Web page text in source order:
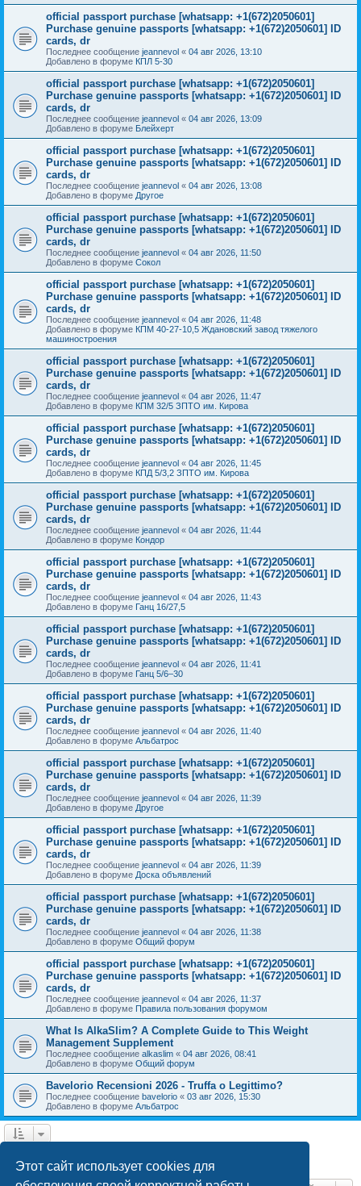
Этот сайт использует cookies для
official passport purchase [whatsapp: +1(672)2050601]
Purchase genuine passports [whatsapp: +1(672)2050601] ID
cards, dr
Последнее сообщение jeannevol « 04 авг 2026, 13:10
Добавлено в форуме КПЛ 5-30
official passport purchase [whatsapp: +1(672)2050601]
Purchase genuine passports [whatsapp: +1(672)2050601] ID
cards, dr
Последнее сообщение jeannevol « 04 авг 2026, 13:09
Добавлено в форуме Блейхерт
official passport purchase [whatsapp: +1(672)2050601]
Purchase genuine passports [whatsapp: +1(672)2050601] ID
cards, dr
Последнее сообщение jeannevol « 04 авг 2026, 13:08
Добавлено в форуме Другое
official passport purchase [whatsapp: +1(672)2050601]
Purchase genuine passports [whatsapp: +1(672)2050601] ID
cards, dr
Последнее сообщение jeannevol « 04 авг 2026, 11:50
Добавлено в форуме Сокол
official passport purchase [whatsapp: +1(672)2050601]
Purchase genuine passports [whatsapp: +1(672)2050601] ID
cards, dr
Последнее сообщение jeannevol « 04 авг 2026, 11:48
Добавлено в форуме КПМ 40-27-10,5 Ждановский завод тяжелого
машиностроения
official passport purchase [whatsapp: +1(672)2050601]
Purchase genuine passports [whatsapp: +1(672)2050601] ID
cards, dr
Последнее сообщение jeannevol « 04 авг 2026, 11:47
Добавлено в форуме КПМ 32/5 ЗПТО им. Кирова
official passport purchase [whatsapp: +1(672)2050601]
Purchase genuine passports [whatsapp: +1(672)2050601] ID
cards, dr
Последнее сообщение jeannevol « 04 авг 2026, 11:45
Добавлено в форуме КПД 5/3,2 ЗПТО им. Кирова
official passport purchase [whatsapp: +1(672)2050601]
Purchase genuine passports [whatsapp: +1(672)2050601] ID
cards, dr
Последнее сообщение jeannevol « 04 авг 2026, 11:44
Добавлено в форуме Кондор
official passport purchase [whatsapp: +1(672)2050601]
Purchase genuine passports [whatsapp: +1(672)2050601] ID
cards, dr
Последнее сообщение jeannevol « 04 авг 2026, 11:43
Добавлено в форуме Ганц 16/27,5
official passport purchase [whatsapp: +1(672)2050601]
Purchase genuine passports [whatsapp: +1(672)2050601] ID
cards, dr
Последнее сообщение jeannevol « 04 авг 2026, 11:41
Добавлено в форуме Ганц 5/6–30
official passport purchase [whatsapp: +1(672)2050601]
Purchase genuine passports [whatsapp: +1(672)2050601] ID
cards, dr
Последнее сообщение jeannevol « 04 авг 2026, 11:40
Добавлено в форуме Альбатрос
official passport purchase [whatsapp: +1(672)2050601]
Purchase genuine passports [whatsapp: +1(672)2050601] ID
cards, dr
Последнее сообщение jeannevol « 04 авг 2026, 11:39
Добавлено в форуме Другое
official passport purchase [whatsapp: +1(672)2050601]
Purchase genuine passports [whatsapp: +1(672)2050601] ID
cards, dr
Последнее сообщение jeannevol « 04 авг 2026, 11:39
Добавлено в форуме Доска объявлений
official passport purchase [whatsapp: +1(672)2050601]
Purchase genuine passports [whatsapp: +1(672)2050601] ID
cards, dr
Последнее сообщение jeannevol « 04 авг 2026, 11:38
Добавлено в форуме Общий форум
official passport purchase [whatsapp: +1(672)2050601]
Purchase genuine passports [whatsapp: +1(672)2050601] ID
cards, dr
Последнее сообщение jeannevol « 04 авг 2026, 11:37
Добавлено в форуме Правила пользования форумом
What Is AlkaSlim? A Complete Guide to This Weight
Management Supplement
Последнее сообщение alkaslim « 04 авг 2026, 08:41
Добавлено в форуме Общий форум
Bavelorio Recensioni 2026 - Truffa o Legittimo?
Последнее сообщение bavelorio « 03 авг 2026, 15:30
Добавлено в форуме Альбатрос